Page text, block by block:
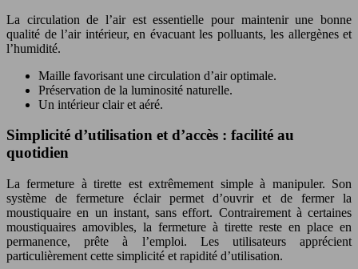
La circulation de l’air est essentielle pour maintenir une bonne
qualité de l’air intérieur, en évacuant les polluants, les allergènes et
l’humidité.
Maille favorisant une circulation d’air optimale.
Préservation de la luminosité naturelle.
Un intérieur clair et aéré.
Simplicité d’utilisation et d’accès : facilité au
quotidien
La fermeture à tirette est extrêmement simple à manipuler. Son
système de fermeture éclair permet d’ouvrir et de fermer la
moustiquaire en un instant, sans effort. Contrairement à certaines
moustiquaires amovibles, la fermeture à tirette reste en place en
permanence, prête à l’emploi. Les utilisateurs apprécient
particulièrement cette simplicité et rapidité d’utilisation.